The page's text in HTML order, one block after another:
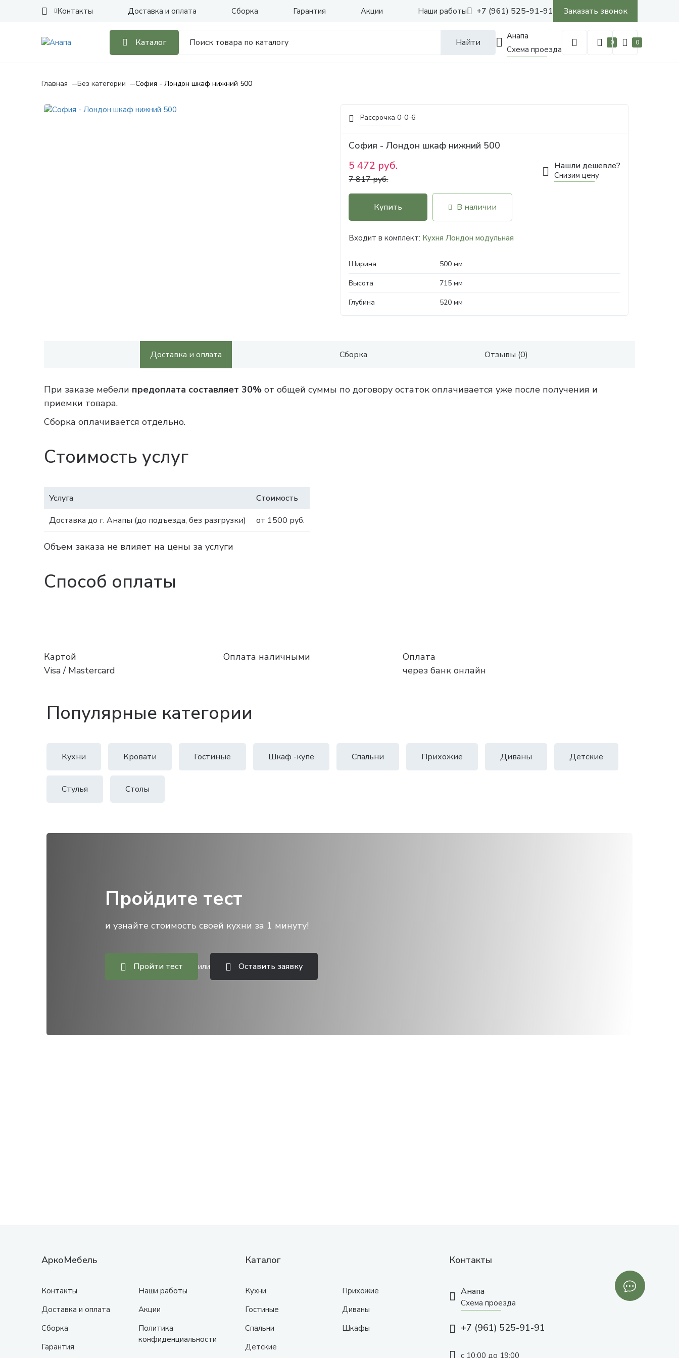
Контакты Доставка и оплата Сборка Гарантия Наши работы
Акции +7 (961) 525-91-91 Заказать звонок
Каталог Найти
Анапа
Схема проезда
0 0
Главная Без категории София - Лондон шкаф нижний 500
Рассрочка 0-0-6
София - Лондон шкаф нижний 500
5 472 руб.
7 817 руб.
Нашли дешевле?
Снизим цену
Купить В наличии
Входит в комплект: Кухня Лондон модульная
Ширина
500 мм
Высота
715 мм
Глубина
520 мм
Доставка и оплата Сборка Отзывы (0)
При заказе мебели предоплата составляет 30% от общей суммы по договору остаток оплачивается уже после получения и
приемки товара.
Сборка оплачивается отдельно.
Стоимость услуг
Услуга
Стоимость
Доставка до г. Анапы (до подъезда, без разгрузки)
от 1500 руб.
Объем заказа не влияет на цены за услуги
Способ оплаты
Картой
Visa / Mastercard
Оплата наличными
Оплата
через банк онлайн
Популярные категории
Кухни Кровати Гостиные Шкаф -купе Спальни Прихожие Диваны Детские
Стулья Столы
Пройдите тест
и узнайте стоимость своей кухни за 1 минуту!
Пройти тест или Оставить заявку
АркоМебель
Контакты
Доставка и оплата
Сборка
Гарантия
Наши работы
Акции
Политика
конфиденциальности
Каталог
Кухни
Гостиные
Спальни
Детские
Прихожие
Диваны
Шкафы
Контакты
Анапа
Схема проезда
+7 (961) 525-91-91
с 10:00 до 19:00